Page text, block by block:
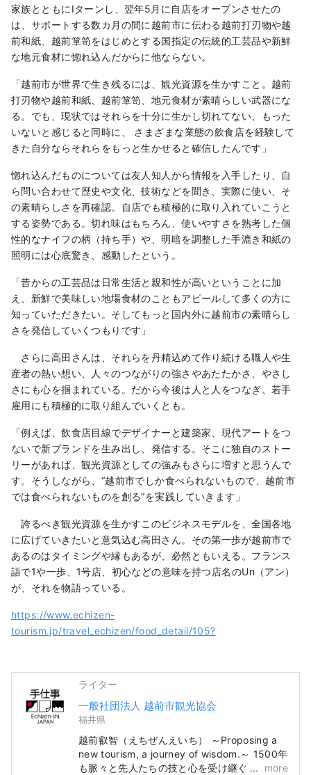
携えていきたい普遍の知恵が息づいていま
す。 いまこの地で、国境や時空を越えて交流
することで生まれる未来があります。 光を見
つける新しい探究の旅。 ようこそ、越前へ。
家族とともにIターンし、翌年5月に自店をオープンさせたの
は、サポートする数カ月の間に越前市に伝わる越前打刃物や越
前和紙、越前箪笥をはじめとする国指定の伝統的工芸品や新鮮
な地元食材に惚れ込んだからに他ならない。
「越前市が世界で生き残るには、観光資源を生かすこと。越前
打刃物や越前和紙、越前箪笥、地元食材が素晴らしい武器にな
る。でも、現状ではそれらを十分に生かし切れてない、もった
いないと感じると同時に、 さまざまな業態の飲食店を経験して
きた自分ならそれらをもっと生かせると確信したんです」
惚れ込んだものについては友人知人から情報を入手したり、自
ら問い合わせて歴史や文化、技術などを聞き、実際に使い、そ
の素晴らしさを再確認。自店でも積極的に取り入れていこうと
する姿勢である。切れ味はもちろん、使いやすさを熟考した個
性的なナイフの柄（持ち手）や、明暗を調整した手漉き和紙の
照明には心底驚き、感動したという。
「昔からの工芸品は日常生活と親和性が高いということに加
え、新鮮で美味しい地場食材のこともアピールして多くの方に
知っていただきたい。そしてもっと国内外に越前市の素晴らし
さを発信していくつもりです」
さらに高田さんは、それらを丹精込めて作り続ける職人や生
産者の熱い想い、人々のつながりの強さやあたたかさ、やさし
さにも心を掴まれている。だから今後は人と人をつなぎ、若手
雇用にも積極的に取り組んでいくとも。
「例えば、飲食店目線でデザイナーと建築家、現代アートをつ
ないで新ブランドを生み出し、発信する。そこに独自のストー
リーがあれば、観光資源としての強みもさらに増すと思うんで
す。そうしながら、“越前市でしか食べられないもので、越前市
では食べられないものを創る”を実践していきます」
誇るべき観光資源を生かすこのビジネスモデルを、全国各地
に広げていきたいと意気込む高田さん。その第一歩が越前市で
あるのはタイミングや縁もあるが、必然ともいえる。フランス
語で1や一歩、1号店、初心などの意味を持つ店名のUn（アン）
が、それを物語っている。
https://www.echizen-
tourism.jp/travel_echizen/food_detail/105?
ライター
一般社団法人 越前市観光協会
福井県
越前叡智（えちぜんえいち） ～Proposing a
new tourism, a journey of wisdom.～ 1500年
も脈々と先人たちの技と心を受け継ぐまち。more